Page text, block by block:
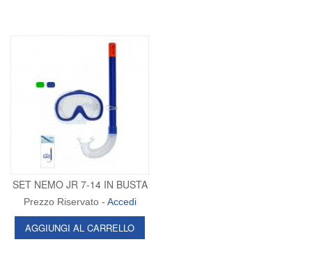
SET NEMO JR 7-14 IN BUSTA
Prezzo Riservato - Accedi
AGGIUNGI AL CARRELLO